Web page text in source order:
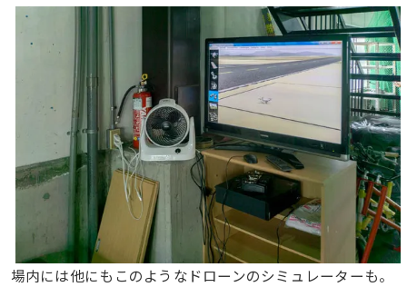
場内には他にもこのようなドローンのシミュレーターも。